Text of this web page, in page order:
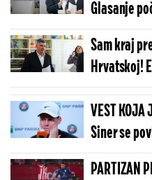
Glasanje
favorit!
Sam kraj
Hrvatskoj!
VEST KOJA
Siner se
PARTIZAN